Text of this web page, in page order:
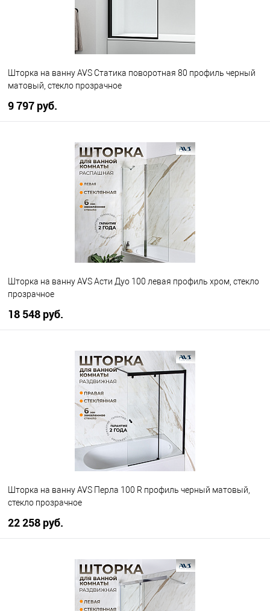
Шторка на ванну AVS Статика поворотная 80 профиль черный
матовый, стекло прозрачное
9 797 руб.
В корзину
В наличии
Шторка на ванну AVS Асти Дуо 100 левая профиль хром, стекло
прозрачное
18 548 руб.
В корзину
В наличии
Шторка на ванну AVS Перла 100 R профиль черный матовый,
стекло прозрачное
22 258 руб.
В корзину
В наличии